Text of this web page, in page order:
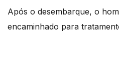
Após o desembarque, o
encaminhado para